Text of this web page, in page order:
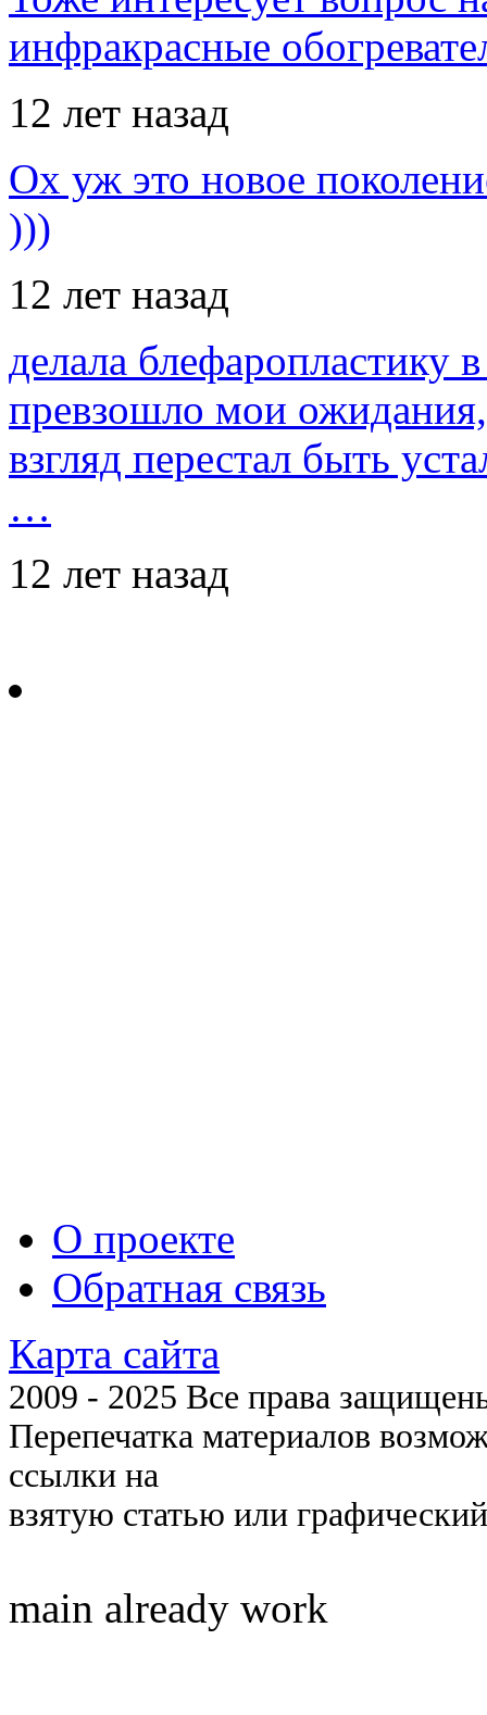
инфракрасные
12 лет назад
Ох уж это новое
)))
12 лет назад
делала блефаропластику
превзошло мои
взгляд перестал быть
…
12 лет назад
О проекте
Обратная связь
Карта сайта
2009 - 2025 Все права
Перепечатка материалов
ссылки на
взятую статью или
main already work